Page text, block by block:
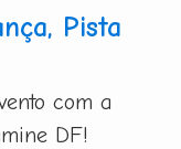
Pista
com a
DF!